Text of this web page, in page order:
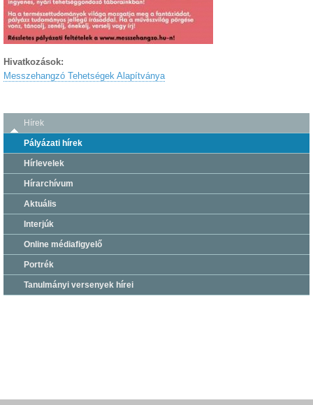
Hivatkozások:
Messzehangzó Tehetségek Alapítványa
Hírek
Pályázati hírek
Hírlevelek
Hírarchívum
Aktuális
Interjúk
Online médiafigyelő
Portrék
Tanulmányi versenyek hírei